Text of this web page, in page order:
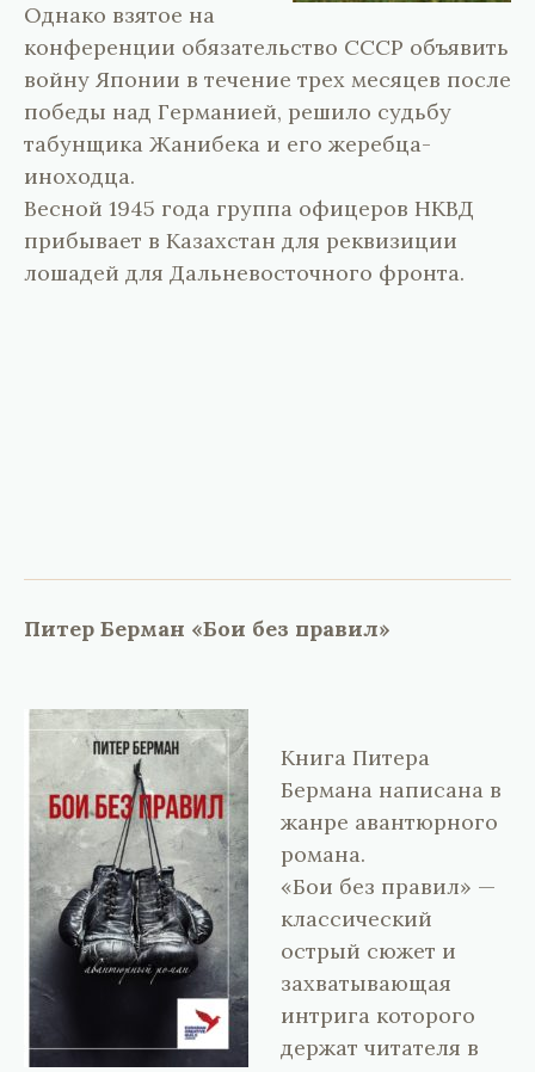
Однако взятое на
конференции обязательство СССР объявить
войну Японии в течение трех месяцев после
победы над Германией, решило судьбу
табунщика Жанибека и его жеребца-
иноходца.
Весной 1945 года группа офицеров НКВД
прибывает в Казахстан для реквизиции
лошадей для Дальневосточного фронта.
Питер Берман «Бои без правил»
Книга Питера
Бермана написана в
жанре авантюрного
романа.
«Бои без правил» —
классический
острый сюжет и
захватывающая
интрига которого
держат читателя в